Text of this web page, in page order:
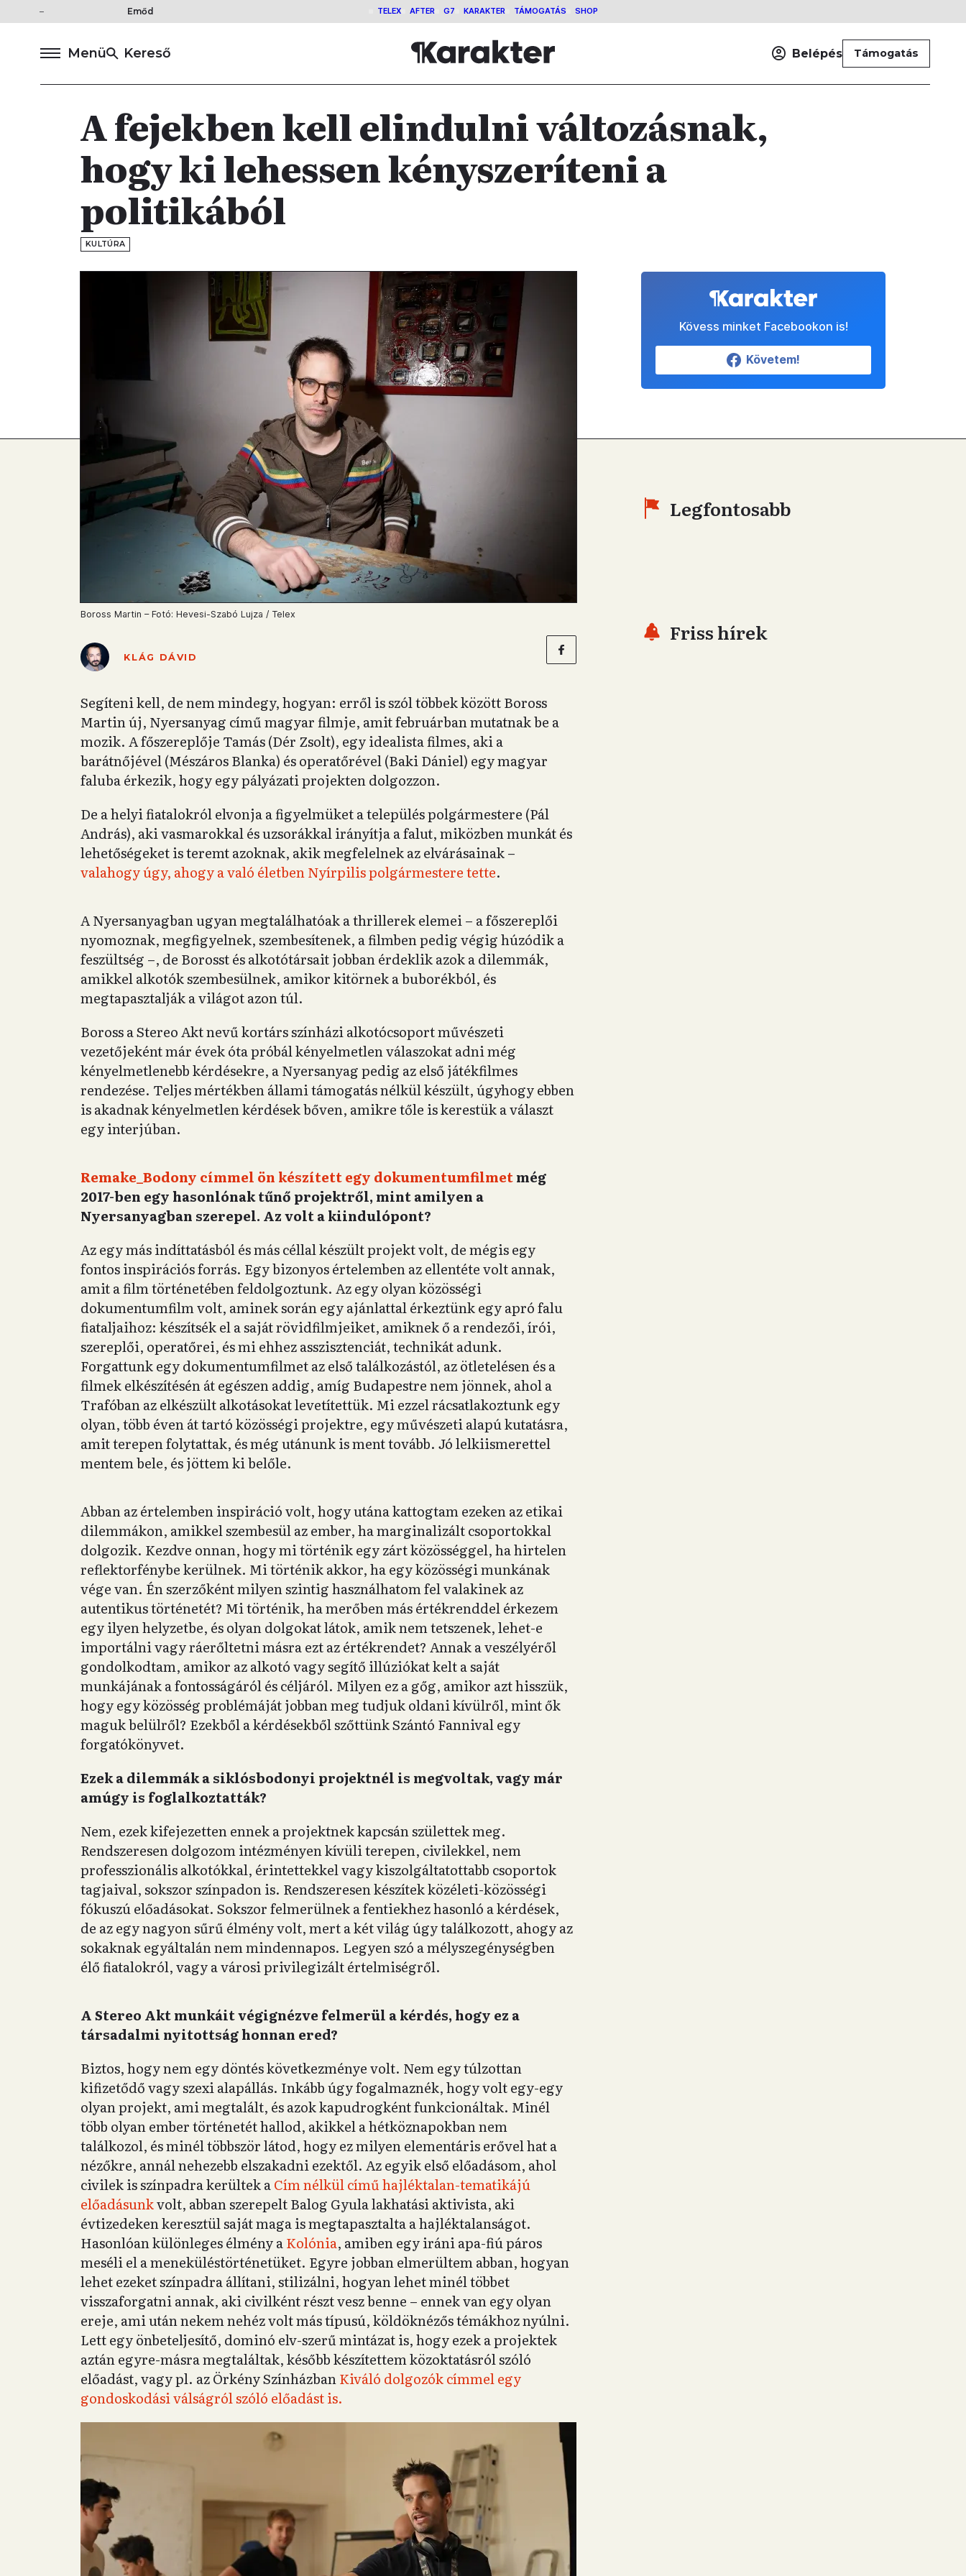
Emőd TELEX AFTER G7 KARAKTER TÁMOGATÁS SHOP
Menü Kereső Belépés Támogatás
A fejekben kell elindulni változásnak,
hogy ki lehessen kényszeríteni a
politikából
KULTÚRA
Boross Martin – Fotó: Hevesi-Szabó Lujza / Telex
KLÁG DÁVID
Segíteni kell, de nem mindegy, hogyan: erről is szól többek között Boross
Martin új, Nyersanyag című magyar filmje, amit februárban mutatnak be a
mozik. A főszereplője Tamás (Dér Zsolt), egy idealista filmes, aki a
barátnőjével (Mészáros Blanka) és operatőrével (Baki Dániel) egy magyar
faluba érkezik, hogy egy pályázati projekten dolgozzon.
De a helyi fiatalokról elvonja a figyelmüket a település polgármestere (Pál
András), aki vasmarokkal és uzsorákkal irányítja a falut, miközben munkát és
lehetőségeket is teremt azoknak, akik megfelelnek az elvárásainak –
valahogy úgy, ahogy a való életben Nyírpilis polgármestere tette.
A Nyersanyagban ugyan megtalálhatóak a thrillerek elemei – a főszereplői
nyomoznak, megfigyelnek, szembesítenek, a filmben pedig végig húzódik a
feszültség –, de Borosst és alkotótársait jobban érdeklik azok a dilemmák,
amikkel alkotók szembesülnek, amikor kitörnek a buborékból, és
megtapasztalják a világot azon túl.
Boross a Stereo Akt nevű kortárs színházi alkotócsoport művészeti
vezetőjeként már évek óta próbál kényelmetlen válaszokat adni még
kényelmetlenebb kérdésekre, a Nyersanyag pedig az első játékfilmes
rendezése. Teljes mértékben állami támogatás nélkül készült, úgyhogy ebben
is akadnak kényelmetlen kérdések bőven, amikre tőle is kerestük a választ
egy interjúban.
Remake_Bodony címmel ön készített egy dokumentumfilmetmég
2017-ben egy hasonlónak tűnő projektről, mint amilyen a
Nyersanyagban szerepel. Az volt a kiindulópont?
Az egy más indíttatásból és más céllal készült projekt volt, de mégis egy
fontos inspirációs forrás. Egy bizonyos értelemben az ellentéte volt annak,
amit a film történetében feldolgoztunk. Az egy olyan közösségi
dokumentumfilm volt, aminek során egy ajánlattal érkeztünk egy apró falu
fiataljaihoz: készítsék el a saját rövidfilmjeiket, amiknek ő a rendezői, írói,
szereplői, operatőrei, és mi ehhez asszisztenciát, technikát adunk.
Forgattunk egy dokumentumfilmet az első találkozástól, az ötletelésen és a
filmek elkészítésén át egészen addig, amíg Budapestre nem jönnek, ahol a
Trafóban az elkészült alkotásokat levetítettük. Mi ezzel rácsatlakoztunk egy
olyan, több éven át tartó közösségi projektre, egy művészeti alapú kutatásra,
amit terepen folytattak, és még utánunk is ment tovább. Jó lelkiismerettel
mentem bele, és jöttem ki belőle.
Abban az értelemben inspiráció volt, hogy utána kattogtam ezeken az etikai
dilemmákon, amikkel szembesül az ember, ha marginalizált csoportokkal
dolgozik. Kezdve onnan, hogy mi történik egy zárt közösséggel, ha hirtelen
reflektorfénybe kerülnek. Mi történik akkor, ha egy közösségi munkának
vége van. Én szerzőként milyen szintig használhatom fel valakinek az
autentikus történetét? Mi történik, ha merőben más értékrenddel érkezem
egy ilyen helyzetbe, és olyan dolgokat látok, amik nem tetszenek, lehet-e
importálni vagy ráerőltetni másra ezt az értékrendet? Annak a veszélyéről
gondolkodtam, amikor az alkotó vagy segítő illúziókat kelt a saját
munkájának a fontosságáról és céljáról. Milyen ez a gőg, amikor azt hisszük,
hogy egy közösség problémáját jobban meg tudjuk oldani kívülről, mint ők
maguk belülről? Ezekből a kérdésekből szőttünk Szántó Fannival egy
forgatókönyvet.
Ezek a dilemmák a siklósbodonyi projektnél is megvoltak, vagy már
amúgy is foglalkoztatták?
Nem, ezek kifejezetten ennek a projektnek kapcsán születtek meg.
Rendszeresen dolgozom intézményen kívüli terepen, civilekkel, nem
professzionális alkotókkal, érintettekkel vagy kiszolgáltatottabb csoportok
tagjaival, sokszor színpadon is. Rendszeresen készítek közéleti-közösségi
fókuszú előadásokat. Sokszor felmerülnek a fentiekhez hasonló a kérdések,
de az egy nagyon sűrű élmény volt, mert a két világ úgy találkozott, ahogy az
sokaknak egyáltalán nem mindennapos. Legyen szó a mélyszegénységben
élő fiatalokról, vagy a városi privilegizált értelmiségről.
A Stereo Akt munkáit végignézve felmerül a kérdés, hogy ez a
társadalmi nyitottság honnan ered?
Biztos, hogy nem egy döntés következménye volt. Nem egy túlzottan
kifizetődő vagy szexi alapállás. Inkább úgy fogalmaznék, hogy volt egy-egy
olyan projekt, ami megtalált, és azok kapudrogként funkcionáltak. Minél
több olyan ember történetét hallod, akikkel a hétköznapokban nem
találkozol, és minél többször látod, hogy ez milyen elementáris erővel hat a
nézőkre, annál nehezebb elszakadni ezektől. Az egyik első előadásom, ahol
civilek is színpadra kerültek aCím nélkül című hajléktalan-tematikájú
előadásunkvolt, abban szerepelt Balog Gyula lakhatási aktivista, aki
évtizedeken keresztül saját maga is megtapasztalta a hajléktalanságot.
Hasonlóan különleges élmény aKolónia, amiben egy iráni apa-fiú páros
meséli el a meneküléstörténetüket. Egyre jobban elmerültem abban, hogyan
lehet ezeket színpadra állítani, stilizálni, hogyan lehet minél többet
visszaforgatni annak, aki civilként részt vesz benne – ennek van egy olyan
ereje, ami után nekem nehéz volt más típusú, köldöknézős témákhoz nyúlni.
Lett egy önbeteljesítő, dominó elv-szerű mintázat is, hogy ezek a projektek
aztán egyre-másra megtaláltak, később készítettem közoktatásról szóló
előadást, vagy pl. az Örkény SzínházbanKiváló dolgozók címmel egy
gondoskodási válságról szóló előadást is.
Kövess minket Facebookon is!
Követem!
Legfontosabb
Friss hírek